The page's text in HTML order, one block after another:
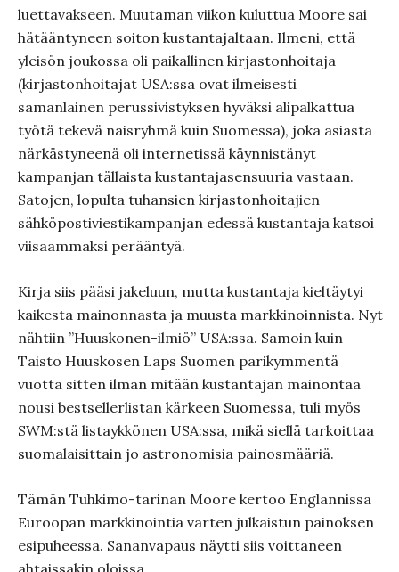
luettavakseen. Muutaman viikon kuluttua Moore sai
hätääntyneen soiton kustantajaltaan. Ilmeni, että
yleisön joukossa oli paikallinen kirjastonhoitaja
(kirjastonhoitajat USA:ssa ovat ilmeisesti
samanlainen perussivistyksen hyväksi alipalkattua
työtä tekevä naisryhmä kuin Suomessa), joka asiasta
närkästyneenä oli internetissä käynnistänyt
kampanjan tällaista kustantajasensuuria vastaan.
Satojen, lopulta tuhansien kirjastonhoitajien
sähköpostiviestikampanjan edessä kustantaja katsoi
viisaammaksi perääntyä.
Kirja siis pääsi jakeluun, mutta kustantaja kieltäytyi
kaikesta mainonnasta ja muusta markkinoinnista. Nyt
nähtiin ”Huuskonen-ilmiö” USA:ssa. Samoin kuin
Taisto Huuskosen Laps Suomen parikymmentä
vuotta sitten ilman mitään kustantajan mainontaa
nousi bestsellerlistan kärkeen Suomessa, tuli myös
SWM:stä listaykkönen USA:ssa, mikä siellä tarkoittaa
suomalaisittain jo astronomisia painosmääriä.
Tämän Tuhkimo-tarinan Moore kertoo Englannissa
Euroopan markkinointia varten julkaistun painoksen
esipuheessa. Sananvapaus näytti siis voittaneen
ahtaissakin oloissa.